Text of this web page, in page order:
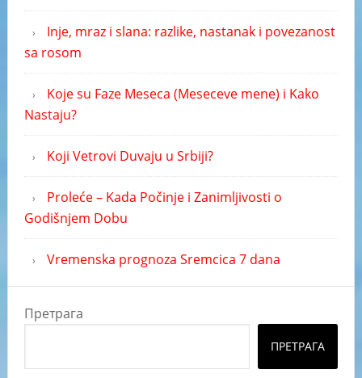
Inje, mraz i slana: razlike, nastanak i povezanost
sa rosom
Koje su Faze Meseca (Meseceve mene) i Kako
Nastaju?
Koji Vetrovi Duvaju u Srbiji?
Proleće – Kada Počinje i Zanimljivosti o
Godišnjem Dobu
Vremenska prognoza Sremcica 7 dana
Претрага
ПРЕТРАГА